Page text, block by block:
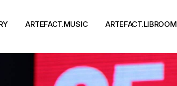
ARTEFACT.MUSIC
Виконавці
ARTEFACT.LIBROOM
Книги